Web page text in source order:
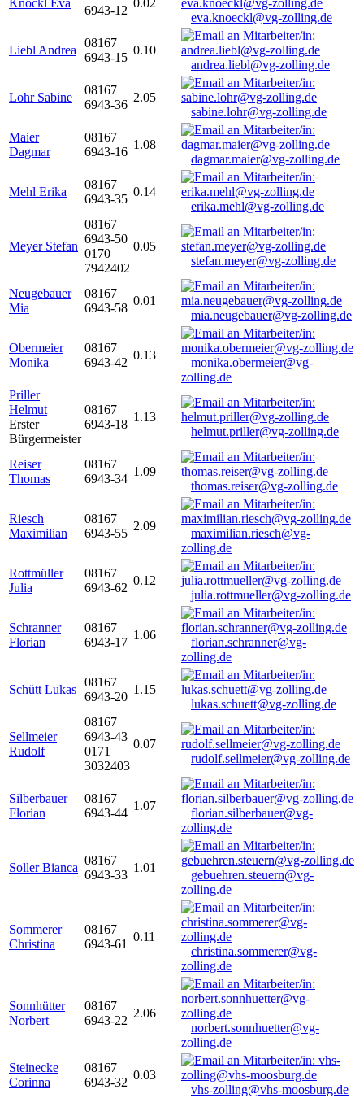
Knöckl Eva
6943-12
0.02
eva.knoeckl@vg-zolling.de
Liebl Andrea
08167
6943-15
0.10
andrea.liebl@vg-zolling.de
Lohr Sabine
08167
6943-36
2.05
sabine.lohr@vg-zolling.de
Maier
Dagmar
08167
6943-16
1.08
dagmar.maier@vg-zolling.de
Mehl Erika
08167
6943-35
0.14
erika.mehl@vg-zolling.de
Meyer Stefan
08167
6943-50
0170
7942402
0.05
stefan.meyer@vg-zolling.de
Neugebauer
Mia
08167
6943-58
0.01
mia.neugebauer@vg-zolling.de
Obermeier
Monika
08167
6943-42
0.13
monika.obermeier@vg-
zolling.de
Priller
Helmut
Erster
Bürgermeister
08167
6943-18
1.13
helmut.priller@vg-zolling.de
Reiser
Thomas
08167
6943-34
1.09
thomas.reiser@vg-zolling.de
Riesch
Maximilian
08167
6943-55
2.09
maximilian.riesch@vg-
zolling.de
Rottmüller
Julia
08167
6943-62
0.12
julia.rottmueller@vg-zolling.de
Schranner
Florian
08167
6943-17
1.06
florian.schranner@vg-
zolling.de
Schütt Lukas
08167
6943-20
1.15
lukas.schuett@vg-zolling.de
Sellmeier
Rudolf
08167
6943-43
0171
3032403
0.07
rudolf.sellmeier@vg-zolling.de
Silberbauer
Florian
08167
6943-44
1.07
florian.silberbauer@vg-
zolling.de
Soller Bianca
08167
6943-33
1.01
gebuehren.steuern@vg-
zolling.de
Sommerer
Christina
08167
6943-61
0.11
christina.sommerer@vg-
zolling.de
Sonnhütter
Norbert
08167
6943-22
2.06
norbert.sonnhuetter@vg-
zolling.de
Steinecke
Corinna
08167
6943-32
0.03
vhs-zolling@vhs-moosburg.de